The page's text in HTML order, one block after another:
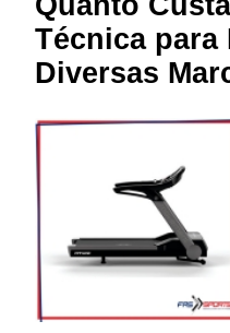
Técnica para
Diversas